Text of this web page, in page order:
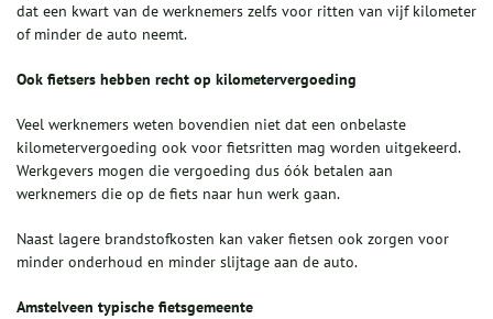
dat een kwart van de werknemers zelfs voor ritten van vijf kilometer
of minder de auto neemt.
Ook fietsers hebben recht op kilometervergoeding
Veel werknemers weten bovendien niet dat een onbelaste
kilometervergoeding ook voor fietsritten mag worden uitgekeerd.
Werkgevers mogen die vergoeding dus óók betalen aan
werknemers die op de fiets naar hun werk gaan.
Naast lagere brandstofkosten kan vaker fietsen ook zorgen voor
minder onderhoud en minder slijtage aan de auto.
Amstelveen typische fietsgemeente